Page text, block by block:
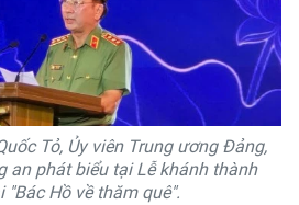
Tỏ, Ủy viên Trung ương Đảng,
an phát biểu tại Lễ khánh thành
"Bác Hồ về thăm quê".